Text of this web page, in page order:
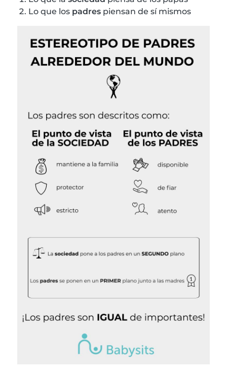
Lo que los padres piensan de sí mismos